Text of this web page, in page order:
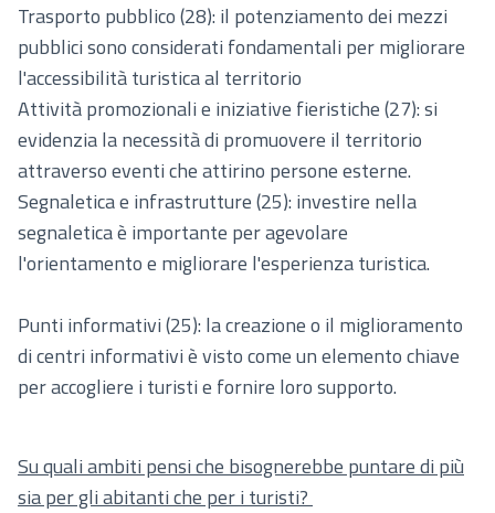
Trasporto pubblico (28): il potenziamento dei mezzi
pubblici sono considerati fondamentali per migliorare
l'accessibilità turistica al territorio
Attività promozionali e iniziative fieristiche (27): si
evidenzia la necessità di promuovere il territorio
attraverso eventi che attirino persone esterne.
Segnaletica e infrastrutture (25): investire nella
segnaletica è importante per agevolare
l'orientamento e migliorare l'esperienza turistica.
Punti informativi (25): la creazione o il miglioramento
di centri informativi è visto come un elemento chiave
per accogliere i turisti e fornire loro supporto.
Su quali ambiti pensi che bisognerebbe puntare di più
sia per gli abitanti che per i turisti?